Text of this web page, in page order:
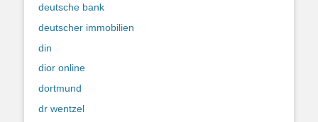
deutsche bank
deutscher immobilien
din
dior online
dortmund
dr wentzel